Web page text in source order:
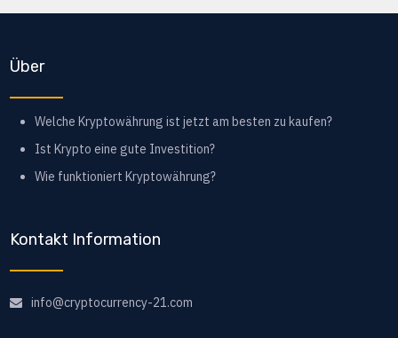
Über
Welche Kryptowährung ist jetzt am besten zu kaufen?
Ist Krypto eine gute Investition?
Wie funktioniert Kryptowährung?
Kontakt Information
info@cryptocurrency-21.com